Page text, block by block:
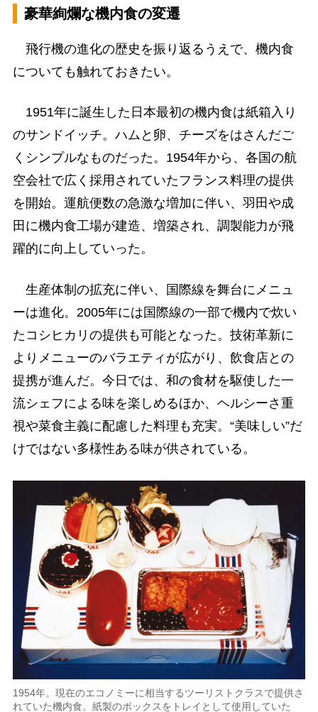
豪華絢爛な機内食の変遷
飛行機の進化の歴史を振り返るうえで、機内食
についても触れておきたい。
1951年に誕生した日本最初の機内食は紙箱入り
のサンドイッチ。ハムと卵、チーズをはさんだご
くシンプルなものだった。1954年から、各国の航
空会社で広く採用されていたフランス料理の提供
を開始。運航便数の急激な増加に伴い、羽田や成
田に機内食工場が建造、増築され、調製能力が飛
躍的に向上していった。
生産体制の拡充に伴い、国際線を舞台にメニュ
ーは進化。2005年には国際線の一部で機内で炊い
たコシヒカリの提供も可能となった。技術革新に
よりメニューのバラエティが広がり、飲食店との
提携が進んだ。今日では、和の食材を駆使した一
流シェフによる味を楽しめるほか、ヘルシーさ重
視や菜食主義に配慮した料理も充実。“美味しい”だ
けではない多様性ある味が供されている。
1954年。現在のエコノミーに相当するツーリストクラスで提供さ
れていた機内食。紙製のボックスをトレイとして使用していた